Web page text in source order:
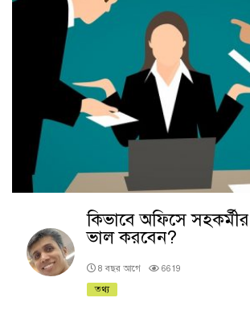
কিভাবে অফিসে
ভাল করবেন?
8 বছর আগে
6619
তথ্য